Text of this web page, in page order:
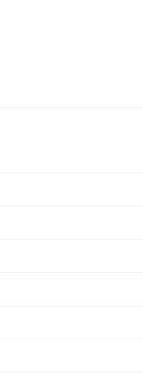
落地，工具
付支付有限公司（
严峻挑战。
融）客户研讨会上，